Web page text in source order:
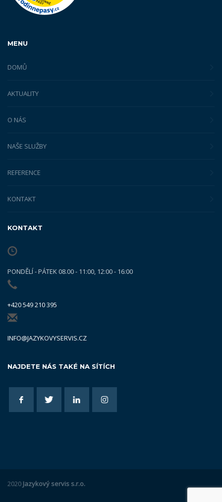
MENU
DOMŮ
AKTUALITY
O NÁS
NAŠE SLUŽBY
REFERENCE
KONTAKT
KONTAKT
PONDĚLÍ - PÁTEK 08.00 - 11:00, 12:00 - 16:00
+420 549 210 395
INFO@JAZYKOVYSERVIS.CZ
NAJDETE NÁS TAKÉ NA SÍTÍCH
2020 Jazykový servis s.r.o.